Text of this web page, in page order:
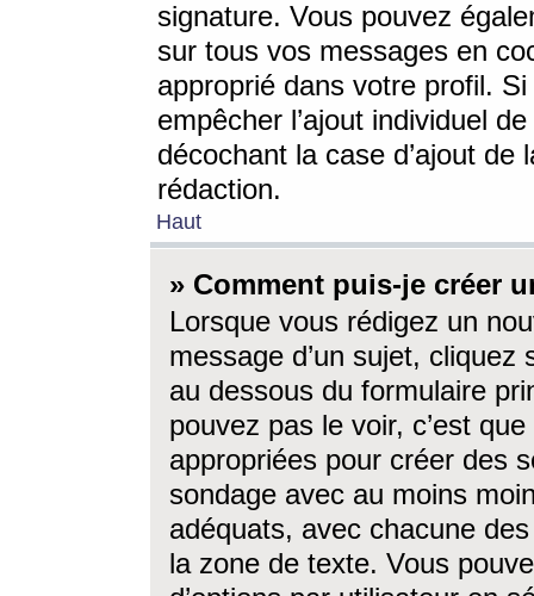
signature. Vous pouvez
sur tous vos messages en
approprié dans votre profil.
empêcher l’ajout individuel
décochant la case d’ajout
rédaction.
Haut
» Comment puis-je créer
Lorsque vous rédigez un
message d’un sujet, cliquez
au dessous du formulaire
pouvez pas le voir, c’est
appropriées pour créer des
sondage avec au moins
adéquats, avec chacune
la zone de texte. Vous